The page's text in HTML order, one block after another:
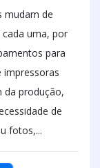
mudam de
uma, por
para
impressoras
da produção,
de
fotos,...